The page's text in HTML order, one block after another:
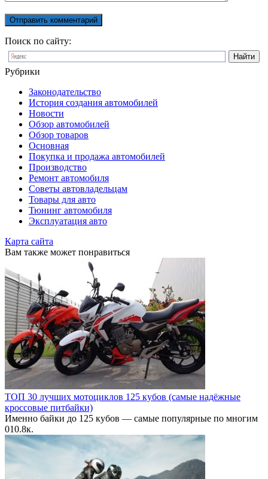
Поиск по сайту:
Рубрики
Законодательство
История создания автомобилей
Новости
Обзор автомобилей
Обзор товаров
Основная
Покупка и продажа автомобилей
Производство
Ремонт автомобиля
Советы автовладельцам
Товары для авто
Тюнинг автомобиля
Эксплуатация авто
Карта сайта
Вам также может понравиться
ТОП 30 лучших мотоциклов 125 кубов (самые надёжные
кроссовые питбайки)
Именно байки до 125 кубов — самые популярные по многим
010.8к.